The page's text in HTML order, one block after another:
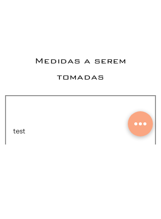
Medidas a serem
tomadas